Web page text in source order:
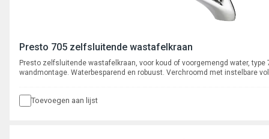
Presto 705 zelfsluitende wastafelkraan
Presto zelfsluitende wastafelkraan, voor koud of voorgemengd water, type
wandmontage. Waterbesparend en robuust. Verchroomd met instelbare
Toevoegen aan lijst